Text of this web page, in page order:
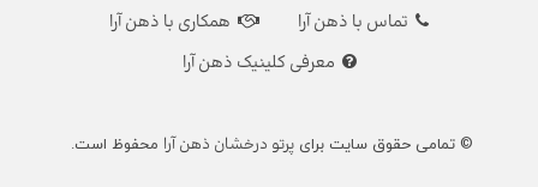
تماس با ذهن آرا
همکاری با ذهن آرا
معرفی کلینیک ذهن آرا
© تمامی حقوق سایت برایپرتو درخشان ذهن آرا محفوظ است.